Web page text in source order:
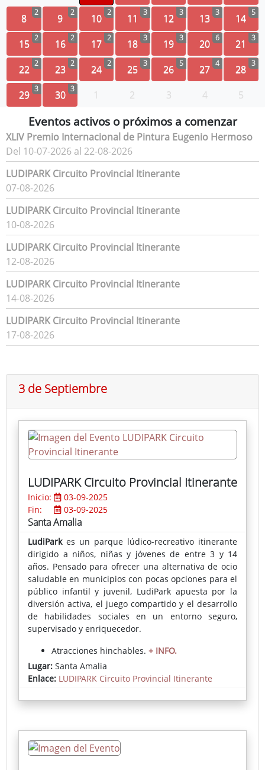
8 2 9 2 10 2 11 3 12 3 13 3 14 5
15 2 16 2 17 2 18 3 19 3 20 6 21 3
22 2 23 2 24 2 25 3 26 5 27 4 28 3
29 3 30 3 1 2 3 4 5
Eventos activos o próximos a comenzar
XLIV Premio Internacional de Pintura Eugenio Hermoso
Del 10-07-2026 al 22-08-2026
LUDIPARK Circuito Provincial Itinerante
07-08-2026
LUDIPARK Circuito Provincial Itinerante
10-08-2026
LUDIPARK Circuito Provincial Itinerante
12-08-2026
LUDIPARK Circuito Provincial Itinerante
14-08-2026
LUDIPARK Circuito Provincial Itinerante
17-08-2026
3 de Septiembre
LUDIPARK Circuito Provincial Itinerante
Inicio:
03-09-2025
Fin:
03-09-2025
Santa Amalia
LudiParkes un parque lúdico-recreativo itinerante
dirigido a niños, niñas y jóvenes de entre 3 y 14
años. Pensado para ofrecer una alternativa de ocio
saludable en municipios con pocas opciones para el
público infantil y juvenil, LudiPark apuesta por la
diversión activa, el juego compartido y el desarrollo
de habilidades sociales en un entorno seguro,
supervisado y enriquecedor.
Atracciones hinchables. + INFO.
Inscripciones:En el Ayuntamiento o directamente
en el parque el día del evento.
Lugar: Santa Amalia
Enlace: LUDIPARK Circuito Provincial Itinerante